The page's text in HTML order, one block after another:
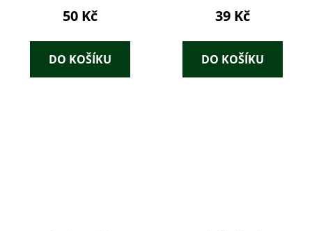
50 Kč
DO KOŠÍKU
39 Kč
DO KOŠÍKU